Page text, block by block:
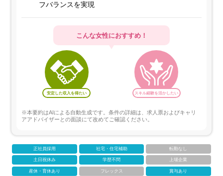
フバランスを実現
こんな女性におすすめ！
安定した収入を得たい スキル経験を活かしたい
※本要約はAIによる自動生成です。条件の詳細は、求人票およびキャリ
アアドバイザーとの面談にて改めてご確認ください。
正社員採用 社宅・住宅補助 転勤なし
土日祝休み 学歴不問 上場企業
産休・育休あり フレックス 賞与あり